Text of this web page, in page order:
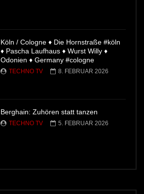
Köln / Cologne ♦ Die Hornstraße #köln
♦ Pascha Laufhaus ♦ Wurst Willy ♦
Odonien ♦ Germany #cologne
TECHNO TV 8. FEBRUAR 2026
Berghain: Zuhören statt tanzen
TECHNO TV 5. FEBRUAR 2026